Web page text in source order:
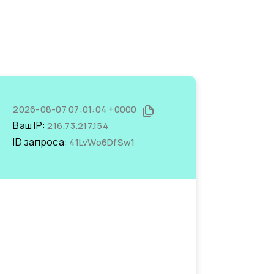
2026-08-07 07:01:04 +0000
Ваш IP:216.73.217.154
ID запроса: 41LvWo6DfSw1